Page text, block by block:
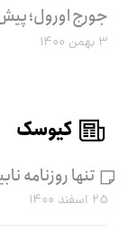
جورج اورول؛
۳ بهمن ۱۴۰۰
کیوسک
تنها روزنامه
۲۵ اسفند ۱۴۰۰